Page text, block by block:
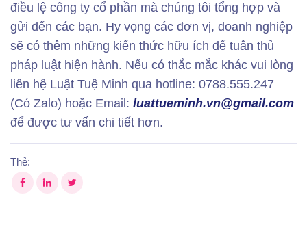
điều lệ công ty cổ phần mà chúng tôi tổng hợp và
gửi đến các bạn. Hy vọng các đơn vị, doanh nghiệp
sẽ có thêm những kiến ​​thức hữu ích để tuân thủ
pháp luật hiện hành. Nếu có thắc mắc khác vui lòng
liên hệ Luật Tuệ Minh qua hotline: 0788.555.247
(Có Zalo) hoặc Email: luattueminh.vn@gmail.com
để được tư vấn chi tiết hơn.
Thẻ: